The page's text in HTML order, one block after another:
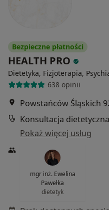
Bezpieczne płatności
HEALTH PRO
Dietetyka, Fizjoterapia,
638 opinii
Powstańców Śląskich
Konsultacja dietetyczna
Pokaż więcej usług
mgr inż. Ewelina
Pawełka
dietetyk